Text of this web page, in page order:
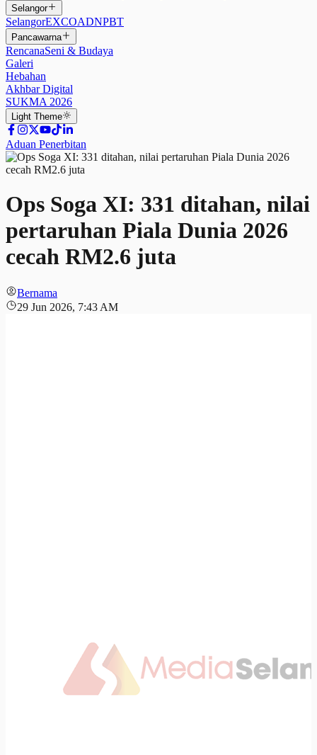
Selangor
SelangorEXCOADNPBT
Pancawarna
RencanaSeni & Budaya
Galeri
Hebahan
Akhbar Digital
SUKMA 2026
Light Theme
Aduan Penerbitan
Ops Soga XI: 331 ditahan, nilai
pertaruhan Piala Dunia 2026
cecah RM2.6 juta
Bernama
29 Jun 2026, 7:43 AM